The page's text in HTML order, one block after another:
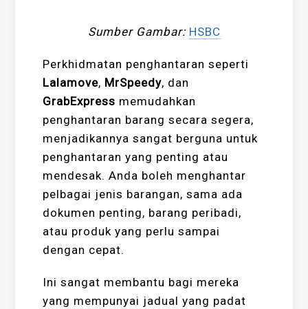
Sumber Gambar: HSBC
Perkhidmatan penghantaran seperti
Lalamove, MrSpeedy, dan
GrabExpress memudahkan
penghantaran barang secara segera,
menjadikannya sangat berguna untuk
penghantaran yang penting atau
mendesak. Anda boleh menghantar
pelbagai jenis barangan, sama ada
dokumen penting, barang peribadi,
atau produk yang perlu sampai
dengan cepat.
Ini sangat membantu bagi mereka
yang mempunyai jadual yang padat